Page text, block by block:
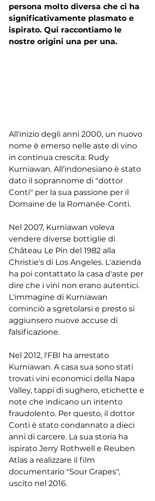
persona molto diversa che ci ha
significativamente plasmato e
ispirato. Qui raccontiamo le
nostre origini una per una.
All'inizio degli anni 2000, un nuovo
nome è emerso nelle aste di vino
in continua crescita: Rudy
Kurniawan. All'indonesiano è stato
dato il soprannome di "dottor
Conti" per la sua passione per il
Domaine de la Romanée-Conti.
Nel 2007, Kurniawan voleva
vendere diverse bottiglie di
Château Le Pin del 1982 alla
Christie's di Los Angeles. L'azienda
ha poi contattato la casa d'aste per
dire che i vini non erano autentici.
L'immagine di Kurniawan
cominciò a sgretolarsi e presto si
aggiunsero nuove accuse di
falsificazione.
Nel 2012, l'FBI ha arrestato
Kurniawan. A casa sua sono stati
trovati vini economici della Napa
Valley, tappi di sughero, etichette e
note che indicano un intento
fraudolento. Per questo, il dottor
Conti è stato condannato a dieci
anni di carcere. La sua storia ha
ispirato Jerry Rothwell e Reuben
Atlas a realizzare il film
documentario "Sour Grapes",
uscito nel 2016.